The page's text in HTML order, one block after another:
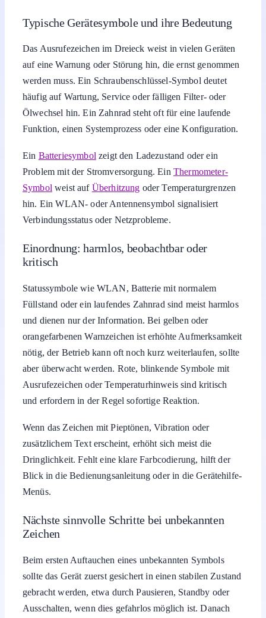
Typische Gerätesymbole und ihre Bedeutung
Das Ausrufezeichen im Dreieck weist in vielen Geräten
auf eine Warnung oder Störung hin, die ernst genommen
werden muss. Ein Schraubenschlüssel-Symbol deutet
häufig auf Wartung, Service oder fälligen Filter- oder
Ölwechsel hin. Ein Zahnrad steht oft für eine laufende
Funktion, einen Systemprozess oder eine Konfiguration.
Ein Batteriesymbol zeigt den Ladezustand oder ein
Problem mit der Stromversorgung. Ein Thermometer-
Symbol weist auf Überhitzung oder Temperaturgrenzen
hin. Ein WLAN- oder Antennensymbol signalisiert
Verbindungsstatus oder Netzprobleme.
Einordnung: harmlos, beobachtbar oder
kritisch
Statussymbole wie WLAN, Batterie mit normalem
Füllstand oder ein laufendes Zahnrad sind meist harmlos
und dienen nur der Information. Bei gelben oder
orangefarbenen Warnzeichen ist erhöhte Aufmerksamkeit
nötig, der Betrieb kann oft noch kurz weiterlaufen, sollte
aber überwacht werden. Rote, blinkende Symbole mit
Ausrufezeichen oder Temperaturhinweis sind kritisch
und erfordern in der Regel sofortige Reaktion.
Wenn das Zeichen mit Pieptönen, Vibration oder
zusätzlichem Text erscheint, erhöht sich meist die
Dringlichkeit. Fehlt eine klare Farbcodierung, hilft der
Blick in die Bedienungsanleitung oder in die Gerätehilfe-
Menüs.
Nächste sinnvolle Schritte bei unbekannten
Zeichen
Beim ersten Auftauchen eines unbekannten Symbols
sollte das Gerät zuerst gesichert in einen stabilen Zustand
gebracht werden, etwa durch Pausieren, Standby oder
Ausschalten, wenn dies gefahrlos möglich ist. Danach